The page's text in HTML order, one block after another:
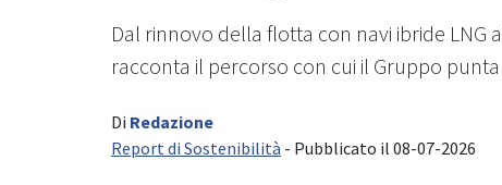
Dal rinnovo della flotta con navi ibride LNG
racconta il percorso con cui il Gruppo
Di Redazione
Report di Sostenibilità - Pubblicato il 08-07-2026